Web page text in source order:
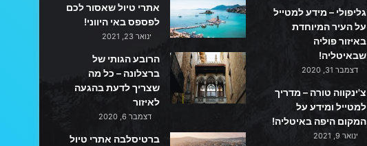
גליפולי – מידע למטייל
על העיר המיוחדת
באיזור פוליה
שבאיטליה!
דצמבר 31, 2020
צ'ינקווה טורה – מדריך
למטייל ומידע על
המקום היפה באיטליה!
ינואר 9, 2021
אתרי טיול שאסור לכם
לפספס באי היווני!
ינואר 23, 2021
הרובע הגותי של
ברצלונה – כל מה
שצריך לדעת בהגעה
לאיזור
דצמבר 6, 2020
ברטיסלבה אתרי טיול